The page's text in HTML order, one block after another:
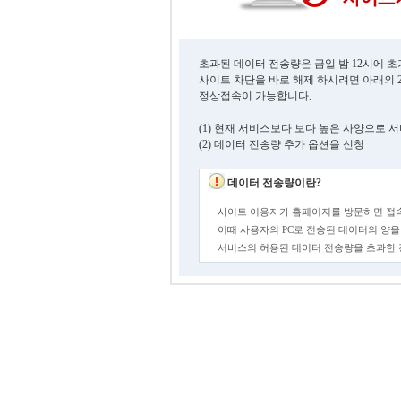
초과된 데이터 전송량은 금일 밤 12시에
사이트 차단을 바로 해제 하시려면 아래의
정상접속이 가능합니다.
(1) 현재 서비스보다 보다 높은 사양으로
(2) 데이터 전송량 추가 옵션을 신청
데이터 전송량이란?
사이트 이용자가 홈페이지를 방문하면 접
이때 사용자의 PC로 전송된 데이터의 양
서비스의 허용된 데이터 전송량을 초과